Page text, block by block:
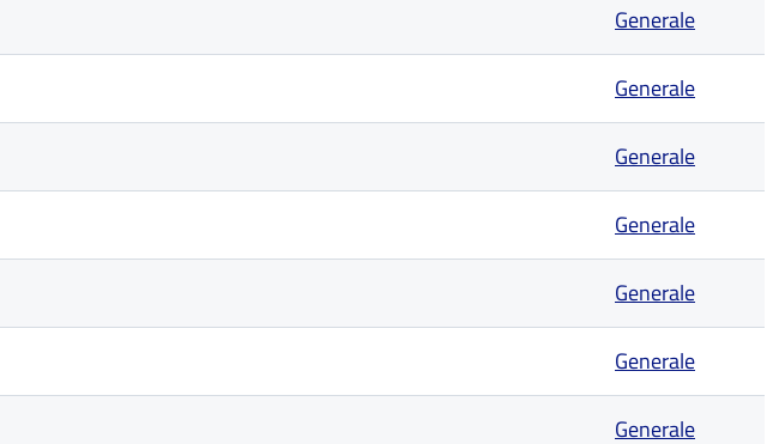
Generale
Generale
Generale
Generale
Generale
Generale
Generale